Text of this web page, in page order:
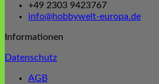
+49 2303 9423767
info@hobbywelt-europa.de
Informationen
Datenschutz
AGB